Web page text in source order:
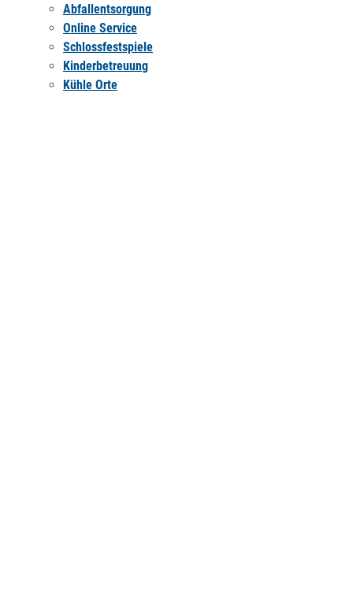
Abfallentsorgung
Online Service
Schlossfestspiele
Kinderbetreuung
Kühle Orte